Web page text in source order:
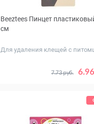
Beeztees Пинцет
см
Для удаления клещей с
7.73 руб.